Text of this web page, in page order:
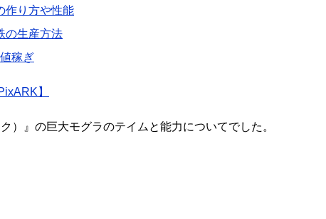
作り方や性能
の生産方法
稼ぎ
】
）』の巨大モグラのテイムと能力についてでした。